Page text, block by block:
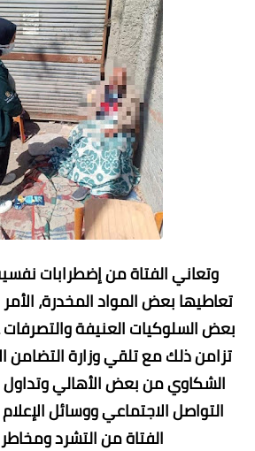
وتعاني الفتاة من إضطرابات
تعاطيها بعض المواد المخدرة،
بعض السلوكيات العنيفة
تزامن ذلك مع تلقي وزارة التضامن
الشكاوي من بعض الأهالي وتداول
التواصل الاجتماعي ووسائل
الفتاة من التشرد